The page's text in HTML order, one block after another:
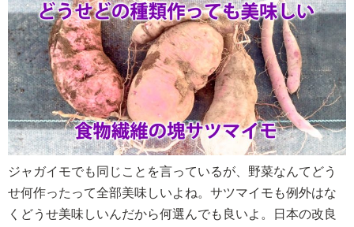
ジャガイモでも同じことを言っているが、野菜なんてどう
せ何作ったって全部美味しいよね。サツマイモも例外はな
くどうせ美味しいんだから何選んでも良いよ。日本の改良